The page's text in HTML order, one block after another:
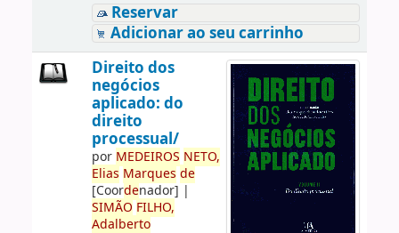
Reservar
Adicionar ao seu carrinho
Direito dos
negócios
aplicado: do
direito
processual/
por MEDEIROS NETO,
Elias Marques de
[Coordenador] |
SIMÃO FILHO,
Adalberto